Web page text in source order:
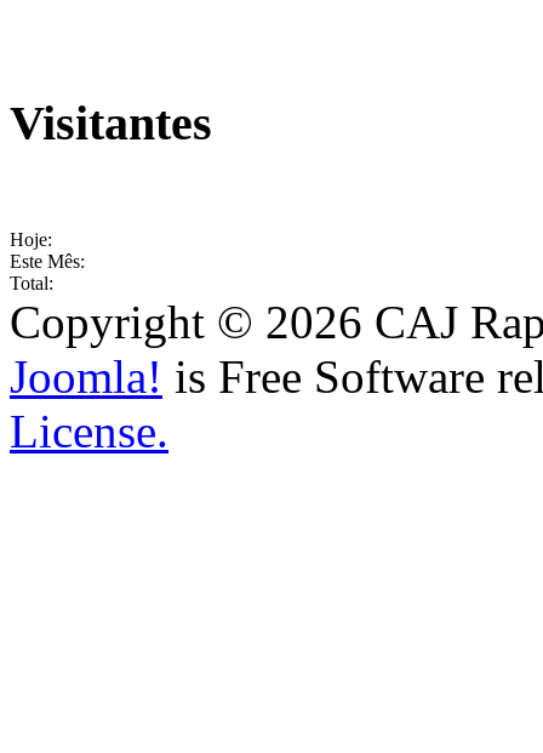
Visitantes
Hoje:
Este Mês:
Total:
Copyright © 2026 CAJ
Joomla! is Free Software
License.